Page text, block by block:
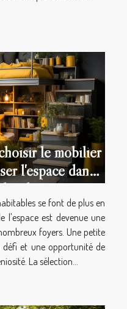
le mobilier
l'espace dans
se font de plus en
l'espace est devenue une
foyers. Une petite
et une opportunité de
La sélection...